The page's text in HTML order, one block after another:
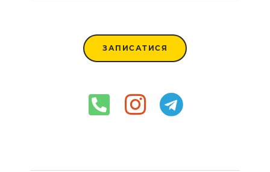
ЗАПИСАТИСЯ